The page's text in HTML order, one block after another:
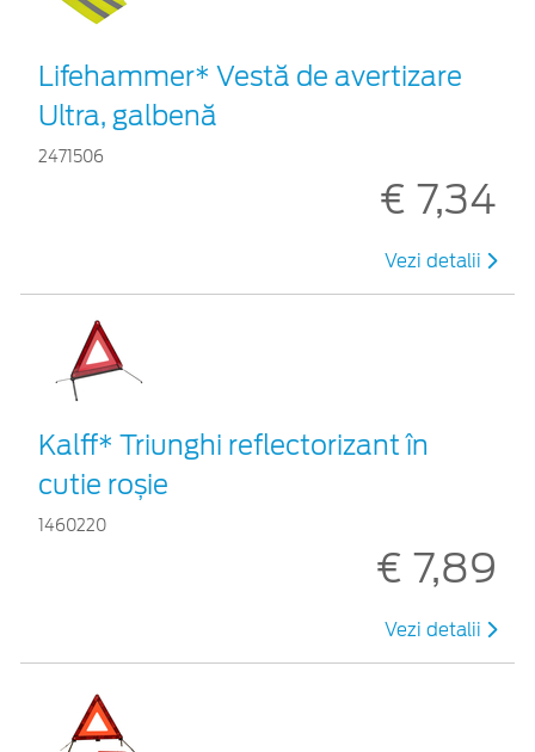
Lifehammer* Vestă de avertizare
Ultra, galbenă
2471506
€ 7,34
Vezi detalii
Kalff* Triunghi reflectorizant în
cutie roșie
1460220
€ 7,89
Vezi detalii